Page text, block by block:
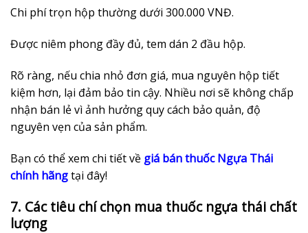
Chi phí trọn hộp thường dưới 300.000 VNĐ.
Được niêm phong đầy đủ, tem dán 2 đầu hộp.
Rõ ràng, nếu chia nhỏ đơn giá, mua nguyên hộp tiết
kiệm hơn, lại đảm bảo tin cậy. Nhiều nơi sẽ không chấp
nhận bán lẻ vì ảnh hưởng quy cách bảo quản, độ
nguyên vẹn của sản phẩm.
Bạn có thể xem chi tiết về giá bán thuốc Ngựa Thái
chính hãngtại đây!
7. Các tiêu chí chọn mua thuốc ngựa thái chất
lượng